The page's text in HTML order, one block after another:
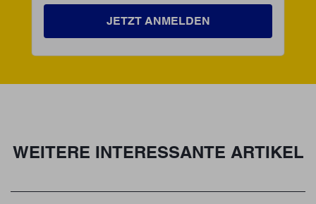
JETZT ANMELDEN
WEITERE INTERESSANTE ARTIKEL